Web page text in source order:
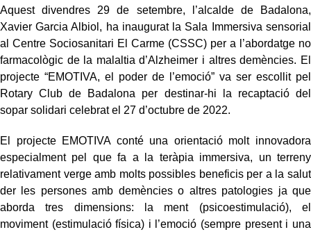
Aquest divendres 29 de setembre, l’alcalde de Badalona,
Xavier Garcia Albiol, ha inaugurat la Sala Immersiva sensorial
al Centre Sociosanitari El Carme (CSSC) per a l’abordatge no
farmacològic de la malaltia d’Alzheimer i altres demències. El
projecte “EMOTIVA, el poder de l’emoció” va ser escollit pel
Rotary Club de Badalona per destinar-hi la recaptació del
sopar solidari celebrat el 27 d’octubre de 2022.
El projecte EMOTIVA conté una orientació molt innovadora
especialment pel que fa a la teràpia immersiva, un terreny
relativament verge amb molts possibles beneficis per a la salut
der les persones amb demències o altres patologies ja que
aborda tres dimensions: la ment (psicoestimulació), el
moviment (estimulació física) i l’emoció (sempre present i una